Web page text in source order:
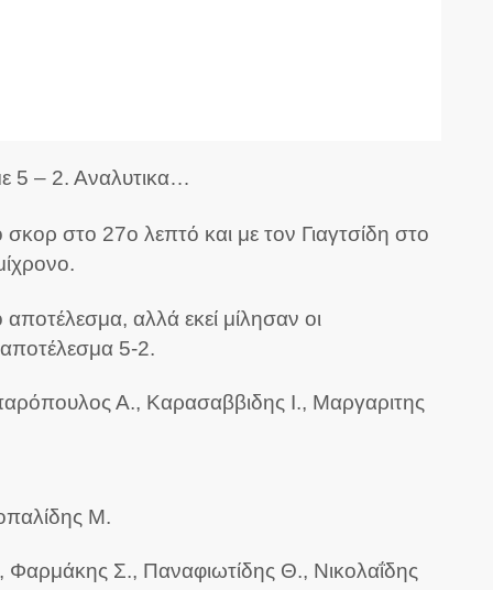
5 – 2. Αναλυτικα…
στο 27ο λεπτό και με τον Γιαγτσίδη στο
αλλά εκεί μίλησαν οι
5-2.
Α., Καρασαββιδης Ι., Μαργαριτης
Μ.
Σ., Παναφιωτίδης Θ., Νικολαΐδης